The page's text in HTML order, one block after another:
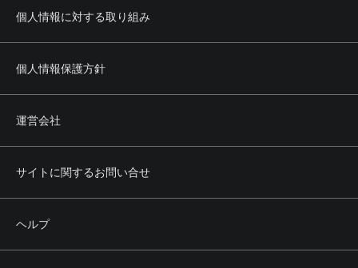
個人情報に対する取り組み
個人情報保護方針
運営会社
サイトに関するお問い合せ
ヘルプ